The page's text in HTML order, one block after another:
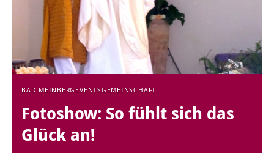
BAD MEINBERG EVENTSGEMEINSCHAFT
Fotoshow: So fühlt sich das
Glück an!